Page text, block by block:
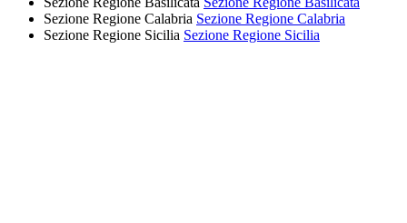
Sezione Regione Calabria Sezione Regione Calabria
Sezione Regione Sicilia Sezione Regione Sicilia